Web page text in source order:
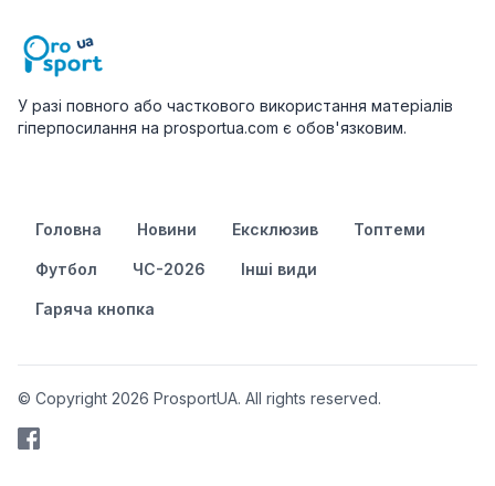
У разі повного або часткового використання матеріалів
гіперпосилання на prosportua.com є обов'язковим.
Головна Новини Ексклюзив Топтеми
Футбол ЧС-2026 Інші види
Гаряча кнопка
© Copyright 2026 ProsportUA. All rights reserved.